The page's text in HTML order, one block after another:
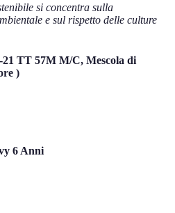
si concentra sulla
e sul rispetto delle culture
21 TT 57M M/C, Mescola di
)
6 Anni